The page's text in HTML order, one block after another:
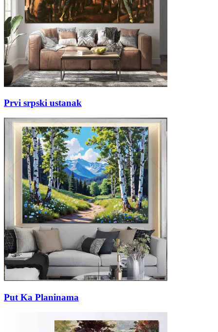
Prvi srpski ustanak
Put Ka Planinama